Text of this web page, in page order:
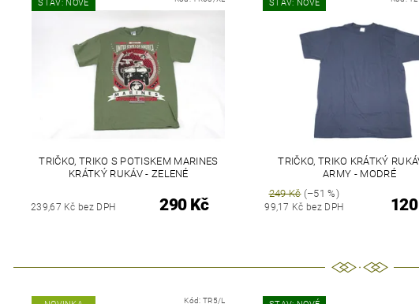
STAV: NOVÉ
TRIČKO, TRIKO S POTISKEM MARINES
KRÁTKÝ RUKÁV - ZELENÉ
239,67 Kč bez DPH 290 Kč
STAV: NOVÉ
TRIČKO, TRIKO KRÁTKÝ
ARMY - MODRÉ
249 Kč(–51 %)
99,17 Kč bez DPH
Kód: TR5/L